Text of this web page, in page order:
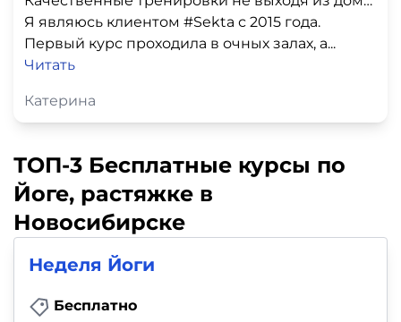
Я являюсь клиентом #Sekta с 2015 года.
Первый курс проходила в очных залах, а...
Читать
Катерина
ТОП-3 Бесплатные курсы по
Йоге, растяжке в
Новосибирске
Неделя Йоги
Бесплатно